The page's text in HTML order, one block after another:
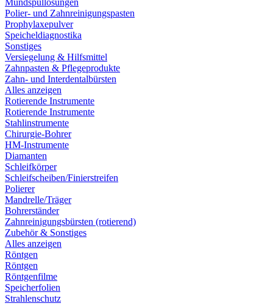
Mundspüllösungen
Polier- und Zahnreinigungspasten
Prophylaxepulver
Speicheldiagnostika
Sonstiges
Versiegelung & Hilfsmittel
Zahnpasten & Pflegeprodukte
Zahn- und Interdentalbürsten
Alles anzeigen
Rotierende Instrumente
Rotierende Instrumente
Stahlinstrumente
Chirurgie-Bohrer
HM-Instrumente
Diamanten
Schleifkörper
Schleifscheiben/Finierstreifen
Polierer
Mandrelle/Träger
Bohrerständer
Zahnreinigungsbürsten (rotierend)
Zubehör & Sonstiges
Alles anzeigen
Röntgen
Röntgen
Röntgenfilme
Speicherfolien
Strahlenschutz